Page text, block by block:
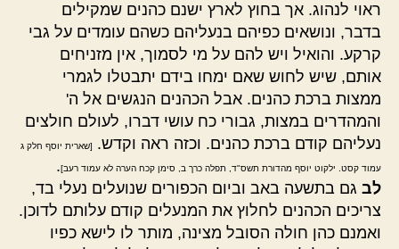
ראוי לנהוג. אך בחוץ לארץ ישנם כהנים שמקילים
בדבר, ונושאים כפיהם בנעליהם כשהם עומדים על גבי
קרקע. והואיל ויש להם על מי לסמוך, אין מזניחים
אותם, שיש לחוש שאם ימחו בידם יתבטלו לגמרי
ממצות ברכת כהנים. אבל הכהנים הנגשים אל ה'
והמהדרים במצות, גבורי כח עושי דברו, לעולם חולצים
נעליהם קודם ברכת כהנים. וכזה ראה וקדש.
[שארית יוסף חלק ג
עמוד קסט. ילקוט יוסף מהדורת תשס"ד, תפלה כרך ב, סימן קכח הערה לא עמוד רעב].
לב גם בתשעה באב וביום הכפורים שנועלים נעלי בד,
צריכים הכהנים לחלוץ את המנעלים קודם עלותם לדוכן.
ואמנם כהן חולה הסובל מצינה, מותר לו לישא כפיו